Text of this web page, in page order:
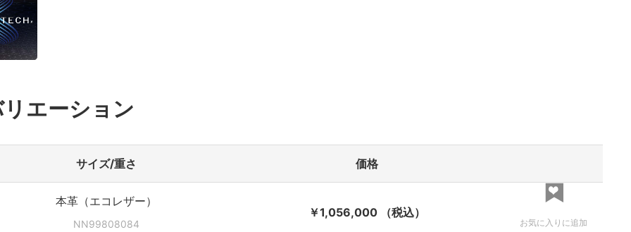
エーション
サイズ/重さ 価格
本革（エコレザー）
NN99808084
￥1,056,000 （税込）
お気に入りに追加